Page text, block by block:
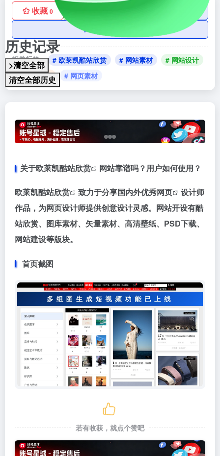
历史记录
>清空全部
清空全部历史
收藏 0
AI账号购买
相关标签： # 欧莱凯酷站欣赏 # 网站素材
# 网站设计
# 网页代码
# 网页素材
关于欧莱凯酷站欣赏 网站靠谱吗？用户如何使用？
欧莱凯酷站欣赏 致力于分享国内外优秀网页
设计师
作品，为网页设计师提供创意设计灵感。网站开设有酷
站欣赏、图库素材、矢量素材、高清壁纸、PSD下载、
网站建设等版块。
首页截图
若有收获，就点个赞吧